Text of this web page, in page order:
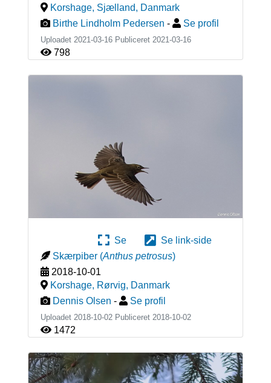
Korshage, Sjælland, Danmark
Birthe Lindholm Pedersen - Se profil
Uploadet 2021-03-16 Publiceret 2021-03-16
798
Se
Se link-side
Skærpiber (Anthus petrosus)
2018-10-01
Korshage, Rørvig, Danmark
Dennis Olsen - Se profil
Uploadet 2018-10-02 Publiceret 2018-10-02
1472